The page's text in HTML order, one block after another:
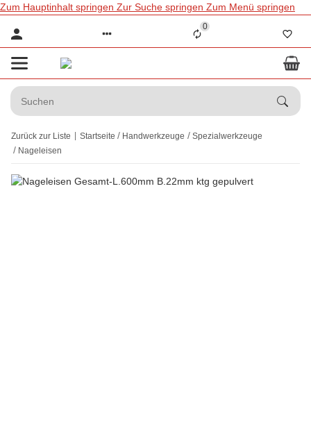
Zum Hauptinhalt springen Zur Suche springen Zum Menü springen
0
Zurück zur Liste Startseite Handwerkzeuge
Spezialwerkzeuge
Nageleisen